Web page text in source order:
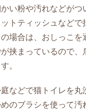
い粉や汚れなどがつ
トティッシュなどで
場合は、おしっこを
挟まっているので、
。
などで猫トイレを丸
のブラシを使って汚